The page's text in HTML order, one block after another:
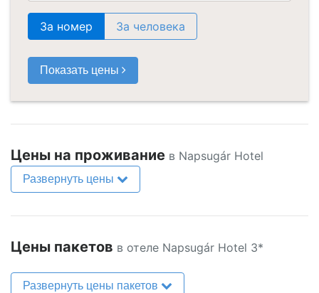
За номер За человека
Показать цены
Цены на проживание в Napsugár Hotel
Развернуть цены
Цены пакетов в отеле Napsugár Hotel 3*
Развернуть цены пакетов